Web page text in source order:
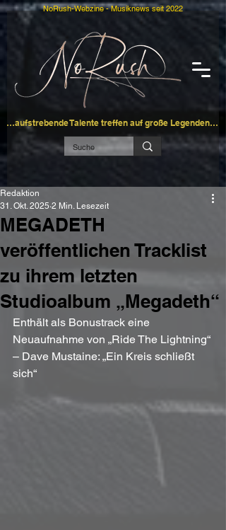
…aufstrebende Talente treffen auf große Legenden…
NoRush-Webzine - Musiknews seit 2022
MEGADETH
veröffentlichen Tracklist
zu ihrem letzten
Studioalbum „Megadeth“
Redaktion
31. Okt. 2025 2 Min. Lesezeit
Enthält als Bonustrack eine
Neuaufnahme von „Ride The Lightning“
– Dave Mustaine: „Ein Kreis schließt
sich“